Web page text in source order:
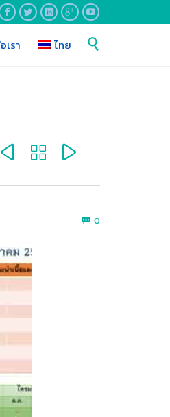
    
Skip
to
เรา ไทย 
  
 0